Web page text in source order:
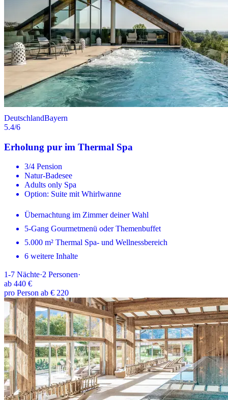
DeutschlandBayern
5.4/6
Erholung pur im Thermal Spa
3/4 Pension
Natur-Badesee
Adults only Spa
Option: Suite mit Whirlwanne
Übernachtung im Zimmer deiner Wahl
5-Gang Gourmetmenü oder Themenbuffet
5.000 m² Thermal Spa- und Wellnessbereich
6 weitere Inhalte
1-7 Nächte·2 Personen·
ab 440 €
pro Person ab € 220